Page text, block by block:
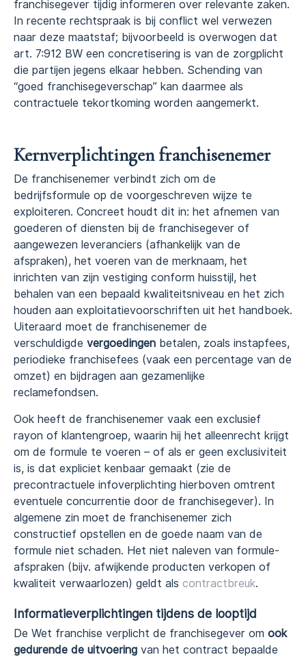
franchisegever tijdig informeren over relevante zaken.
In recente rechtspraak is bij conflict wel verwezen
naar deze maatstaf; bijvoorbeeld is overwogen dat
art. 7:912 BW een concretisering is van de zorgplicht
die partijen jegens elkaar hebben. Schending van
“goed franchisegeverschap” kan daarmee als
contractuele tekortkoming worden aangemerkt.
Kernverplichtingen franchisenemer
De franchisenemer verbindt zich om de
bedrijfsformule op de voorgeschreven wijze te
exploiteren. Concreet houdt dit in: het afnemen van
goederen of diensten bij de franchisegever of
aangewezen leveranciers (afhankelijk van de
afspraken), het voeren van de merknaam, het
inrichten van zijn vestiging conform huisstijl, het
behalen van een bepaald kwaliteitsniveau en het zich
houden aan exploitatievoorschriften uit het handboek.
Uiteraard moet de franchisenemer de
verschuldigde vergoedingen betalen, zoals instapfees,
periodieke franchisefees (vaak een percentage van de
omzet) en bijdragen aan gezamenlijke
reclamefondsen.
Ook heeft de franchisenemer vaak een exclusief
rayon of klantengroep, waarin hij het alleenrecht krijgt
om de formule te voeren – of als er geen exclusiviteit
is, is dat expliciet kenbaar gemaakt (zie de
precontractuele infoverplichting hierboven omtrent
eventuele concurrentie door de franchisegever). In
algemene zin moet de franchisenemer zich
constructief opstellen en de goede naam van de
formule niet schaden. Het niet naleven van formule-
afspraken (bijv. afwijkende producten verkopen of
kwaliteit verwaarlozen) geldt als contractbreuk.
Informatieverplichtingen tijdens de looptijd
De Wet franchise verplicht de franchisegever om ook
gedurende de uitvoering van het contract bepaalde